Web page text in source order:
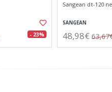
- 23%
Sangean dt-120
SANGEAN
48,98€